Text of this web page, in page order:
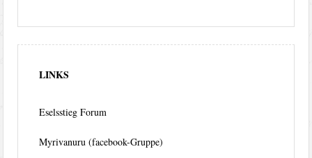
LINKS
Eselsstieg Forum
Myrivanuru (facebook-Gruppe)